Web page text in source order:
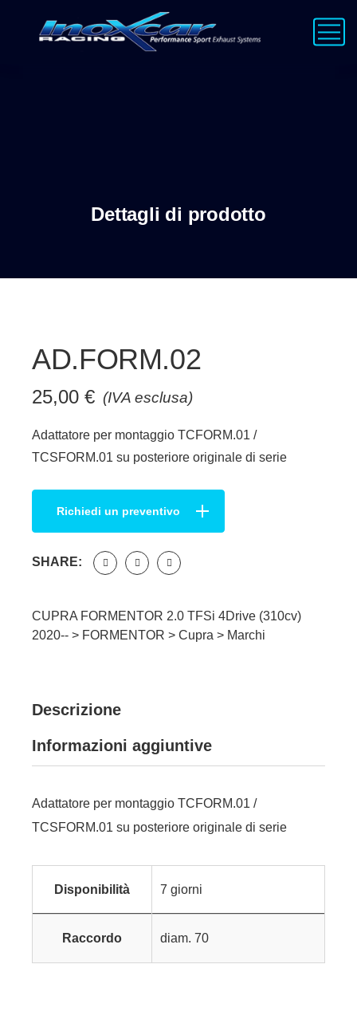
Dettagli di prodotto
AD.FORM.02
(IVA esclusa)
25,00 €
Adattatore per montaggio TCFORM.01 /
TCSFORM.01 su posteriore originale di serie
Richiedi un preventivo
SHARE:
CUPRA FORMENTOR 2.0 TFSi 4Drive (310cv)
2020-- > FORMENTOR > Cupra > Marchi
Descrizione
Informazioni aggiuntive
Adattatore per montaggio TCFORM.01 /
TCSFORM.01 su posteriore originale di serie
Disponibilità 7 giorni
Raccordo diam. 70